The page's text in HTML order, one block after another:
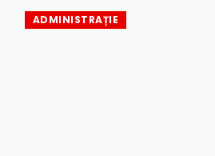
ADMINISTRAȚIE